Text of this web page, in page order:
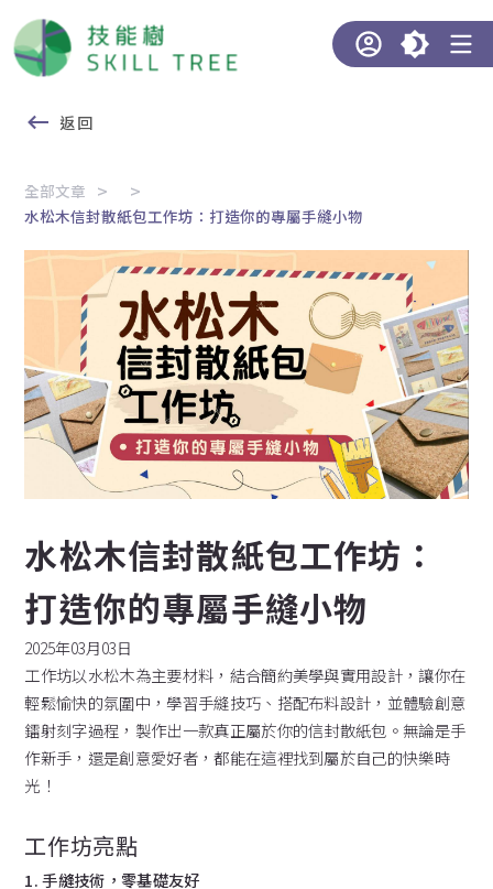
返回
全部文章
水松木信封散紙包工作坊：打造你的專屬手縫小物
水松木信封散紙包工作坊：
打造你的專屬手縫小物
2025年03月03日
工作坊以水松木為主要材料，結合簡約美學與實用設計，讓你在
輕鬆愉快的氛圍中，學習手縫技巧、搭配布料設計，並體驗創意
鐳射刻字過程，製作出一款真正屬於你的信封散紙包。無論是手
作新手，還是創意愛好者，都能在這裡找到屬於自己的快樂時
光！
工作坊亮點
1. 手縫技術，零基礎友好